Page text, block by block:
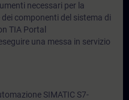
necessari per la
componenti del sistema di
TIA Portal
una messa in servizio
SIMATIC S7-